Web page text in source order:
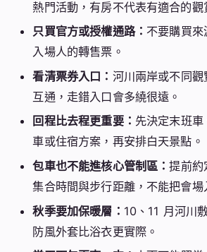
熱門活動，有房不代表有適合的觀
只買官方或授權通路： 不要購買
入場人的轉售票。
看清票券入口： 河川兩岸或不同
互通，走錯入口會多繞很遠。
回程比去程更重要： 先決定末班
車或住宿方案，再安排白天景點。
包車也不能進核心管制區：提前約
集合時間與步行距離，不能把會場
秋季要加保暖層： 10、11 月河川
防風外套比浴衣更實際。